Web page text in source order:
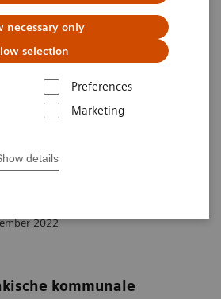
necessary only
selection
Preferences
Marketing
details
Healthineers
Verantwortung
von Siemens
2022
kommunale